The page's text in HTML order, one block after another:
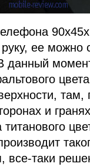
ее можно
данный
там,
и
титанового
все-таки